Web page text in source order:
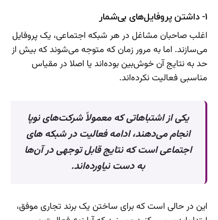
1- داشتن پروفایل‌های بی‌شمار
اغلب صاحبان مشاغل در هر شبکه اجتماعی، یک پروفایل
می‌سازند. اما به مرور زمان که متوجه می‌شوند که بیش از
حد به نتایج آن خوش‌بین بوده‌اند یا اصلا در مقیاس
مناسبی فعالیت نکرده‌اند.
یکی از اشتباهاتی که معمولاً شرکت‌های نوپا
انجام می‌دهند، ادامه فعالیت در شبکه های
اجتماعی است که نتایج قابل توجهی در آن‌ها
به دست نیاورده‌اند.
این در حالی است که برای ساختن یک برند تجاری موفق،